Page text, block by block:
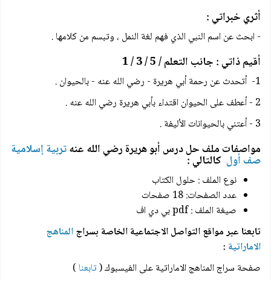
أثري خبراتي :
- ابحث عن اسم النبي الذي فهم لغة النمل ، وتبسم من كلامها .
أقيم ذاتي : جانب التعلم / 5 / 3 / 1
1- أتحدث عن رحمة أبي هريرة - رضي الله عنه - بالحيوان .
2 - أعطف على الحيوان اقتداء بأبي هريرة رضي الله عنه .
3 - أعتني بالحيوانات الأليفة .
مواصفات ملف حل درس أبو هريرة رضي الله عنهتربية إسلامية
صف أول كالتالي :
نوع الملف : حلول الكتاب
عدد الصفحات: 18 صفحات
صيغة الملف : pdf بي دي اف
تابعنا عبر مواقع التواصل الاجتماعية الخاصة بسراجالمناهج
الاماراتية :
صفحة سراج المناهج الاماراتية على الفيسبوك (تابعنا )